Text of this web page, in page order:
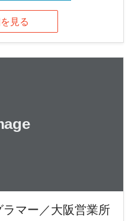
見る
マー／大阪営業所